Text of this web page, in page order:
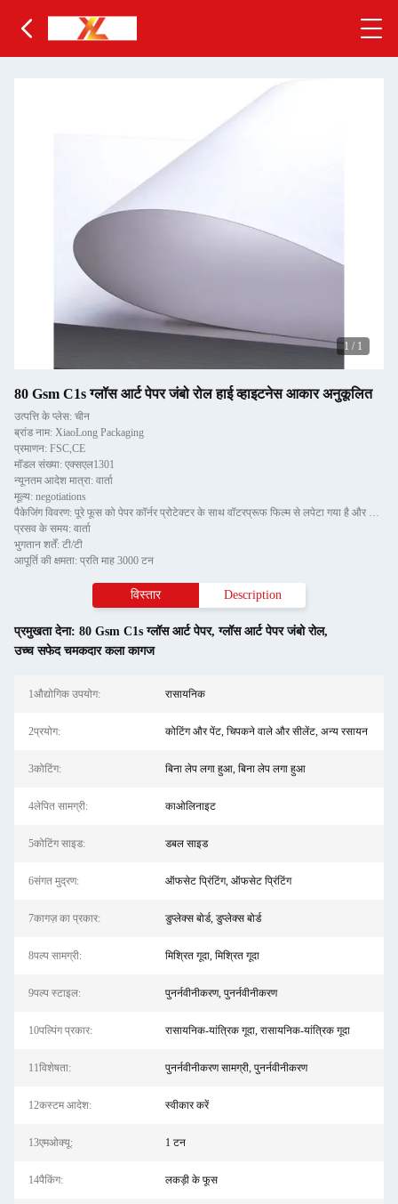
1 / 1
80 Gsm C1s ग्लॉस आर्ट पेपर जंबो रोल हाई व्हाइटनेस आकार अनुकूलित
उत्पत्ति के प्लेस: चीन
ब्रांड नाम: XiaoLong Packaging
प्रमाणन: FSC,CE
मॉडल संख्या: एक्सएल1301
न्यूनतम आदेश मात्रा: वार्ता
मूल्य: negotiations
पैकेजिंग विवरण: पूरे फूस को पेपर कॉर्नर प्रोटेक्टर के साथ वॉटरप्रूफ फिल्म से लपेटा गया है और दो टुकड़ों वाली टील स्ट
प्रसव के समय: वार्ता
भुगतान शर्तें: टी/टी
आपूर्ति की क्षमता: प्रति माह 3000 टन
विस्तार Description
प्रमुखता देना: 80 Gsm C1s ग्लॉस आर्ट पेपर,ग्लॉस आर्ट पेपर जंबो रोल,
उच्च सफेद चमकदार कला कागज
1औद्योगिक उपयोग: रासायनिक
2प्रयोग: कोटिंग और पेंट, चिपकने वाले और सीलेंट, अन्य रसायन
3कोटिंग: बिना लेप लगा हुआ, बिना लेप लगा हुआ
4लेपित सामग्री: काओलिनाइट
5कोटिंग साइड: डबल साइड
6संगत मुद्रण: ऑफसेट प्रिंटिंग, ऑफसेट प्रिंटिंग
7कागज़ का प्रकार: डुप्लेक्स बोर्ड, डुप्लेक्स बोर्ड
8पल्प सामग्री: मिश्रित गूदा, मिश्रित गूदा
9पल्प स्टाइल: पुनर्नवीनीकरण, पुनर्नवीनीकरण
10पल्पिंग प्रकार: रासायनिक-यांत्रिक गूदा, रासायनिक-यांत्रिक गूदा
11विशेषता: पुनर्नवीनीकरण सामग्री, पुनर्नवीनीकरण
12कस्टम आदेश: स्वीकार करें
13एमओक्यू: 1 टन
14पैकिंग: लकड़ी के फूस